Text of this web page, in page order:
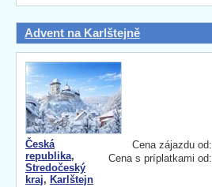
Advent na Karlštejně
Cena zájazdu od:
Cena s príplatkami od:
Česká
republika,
Stredočeský
kraj, Karlštejn